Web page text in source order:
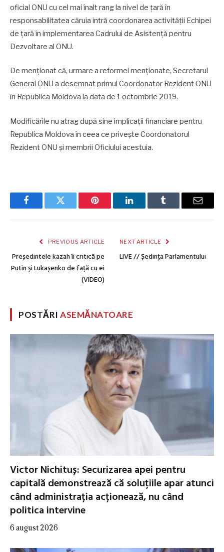
oficial ONU cu cel mai înalt rang la nivel de țară în
responsabilitatea căruia intră coordonarea activității Echipei
de țară în implementarea Cadrului de Asistență pentru
Dezvoltare al ONU.
De menționat că, urmare a reformei menționate, Secretarul
General ONU a desemnat primul Coordonator Rezident ONU
în Republica Moldova la data de 1 octombrie 2019.
Modificările nu atrag după sine implicații financiare pentru
Republica Moldova în ceea ce privește Coordonatorul
Rezident ONU și membrii Oficiului acestuia.
FacebookTwitter Pinterest LinkedInTumblr Email
PREVIOUS ARTICLE
Președintele kazah îi critică pe
Putin și Lukașenko de față cu ei
(VIDEO)
NEXT ARTICLE
LIVE // Ședința Parlamentului
POSTĂRIASEMĂNATOARE
Victor Nichituș: Securizarea apei pentru
capitală demonstrează că soluțiile apar atunci
când administrația acționează, nu când
politica intervine
6 august 2026